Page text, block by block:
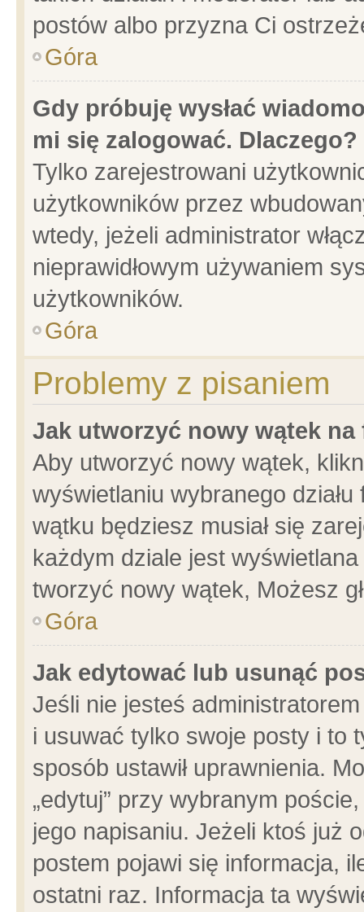
postów albo przyzna Ci
Góra
Gdy próbuję wysłać
mi się zalogować. Dlaczego?
Tylko zarejestrowani
użytkowników przez
wtedy, jeżeli administrator
nieprawidłowym używaniem
użytkowników.
Góra
Problemy z pisaniem
Jak utworzyć nowy wątek na
Aby utworzyć nowy wątek,
wyświetlaniu wybranego
wątku będziesz musiał się
każdym dziale jest
tworzyć nowy wątek, Możesz
Góra
Jak edytować lub usunąć
Jeśli nie jesteś
i usuwać tylko swoje posty i to
sposób ustawił uprawnienia.
„edytuj” przy wybranym
jego napisaniu. Jeżeli ktoś już
postem pojawi się informacja,
ostatni raz. Informacja ta